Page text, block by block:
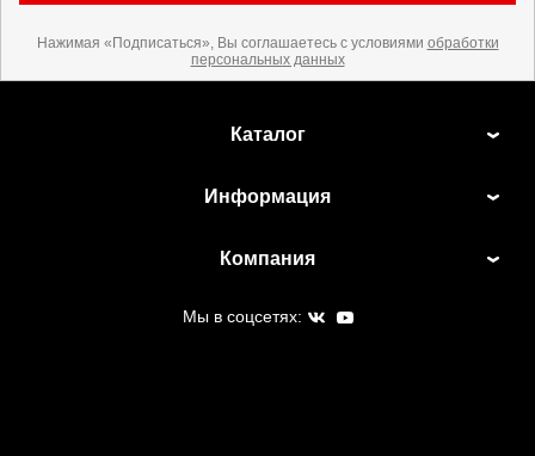
Нажимая «Подписаться», Вы соглашаетесь с условиями обработки
персональных данных
Каталог
Информация
Компания
Мы в соцсетях: